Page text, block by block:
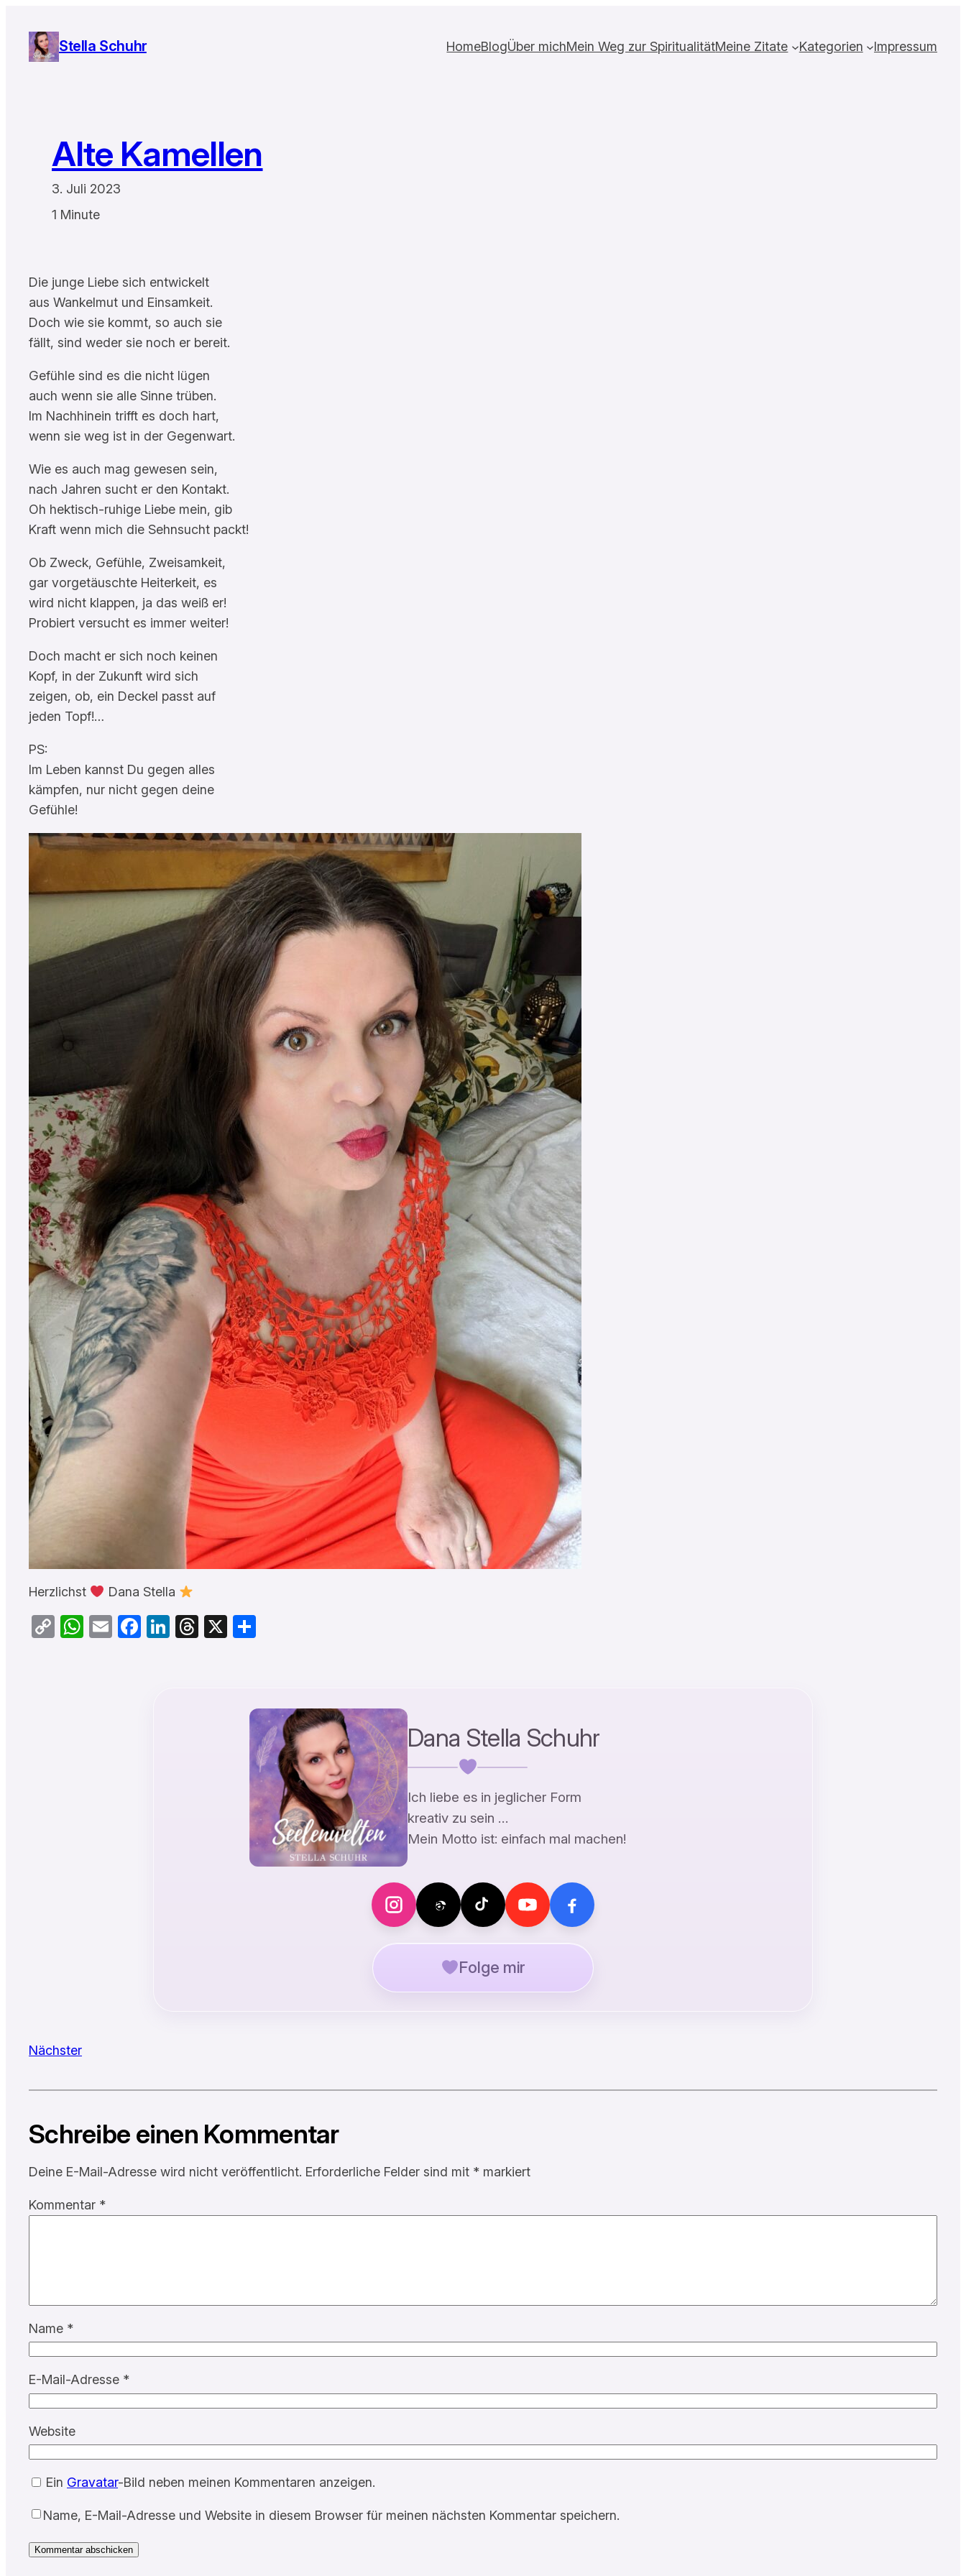
Inhalt
springen
Stella Schuhr HomeBlogÜber michMein Weg zur SpiritualitätMeine Zitate Kategorien Impressum
Alte Kamellen
3. Juli 2023
1 Minute
Die junge Liebe sich entwickelt
aus Wankelmut und Einsamkeit.
Doch wie sie kommt, so auch sie
fällt, sind weder sie noch er bereit.
Gefühle sind es die nicht lügen
auch wenn sie alle Sinne trüben.
Im Nachhinein trifft es doch hart,
wenn sie weg ist in der Gegenwart.
Wie es auch mag gewesen sein,
nach Jahren sucht er den Kontakt.
Oh hektisch-ruhige Liebe mein, gib
Kraft wenn mich die Sehnsucht packt!
Ob Zweck, Gefühle, Zweisamkeit,
gar vorgetäuschte Heiterkeit, es
wird nicht klappen, ja das weiß er!
Probiert versucht es immer weiter!
Doch macht er sich noch keinen
Kopf, in der Zukunft wird sich
zeigen, ob, ein Deckel passt auf
jeden Topf!…
PS:
Im Leben kannst Du gegen alles
kämpfen, nur nicht gegen deine
Gefühle!
Herzlichst Dana Stella
CopyWhatsApp
EmailFacebook
LinkedIn
Threads
X
Dana Stella Schuhr
Ich liebe es in jeglicher Form
kreativ zu sein …
Mein Motto ist: einfach mal machen!
Folge mir
Nächster
Schreibe einen Kommentar
Deine E-Mail-Adresse wird nicht veröffentlicht. Erforderliche Felder sind mit * markiert
Kommentar *
Name *
E-Mail-Adresse *
Website
Ein Gravatar-Bild neben meinen Kommentaren anzeigen.
Name, E-Mail-Adresse und Website in diesem Browser für meinen nächsten Kommentar speichern.